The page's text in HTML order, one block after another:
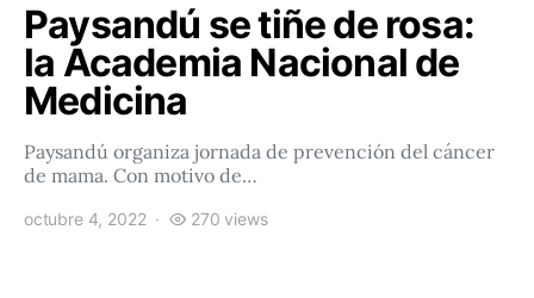
Paysandú se tiñe de rosa:
la Academia Nacional de
Medicina
Paysandú organiza jornada de prevención del cáncer
de mama. Con motivo de…
octubre 4, 2022 270 views